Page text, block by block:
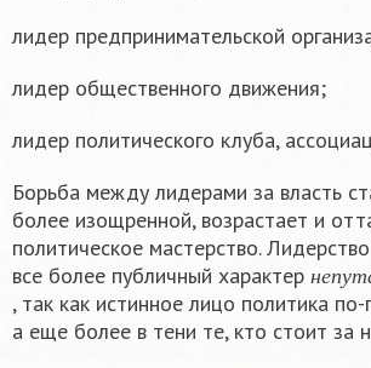
лидер предпринимательской
лидер общественного движения;
лидер политического клуба,
Борьба между лидерами за власть
более изощренной, возрастает и
политическое мастерство.
все более публичный характер
н е п у т
непута
, так как истинное лицо политика
а еще более в тени те, кто стоит за